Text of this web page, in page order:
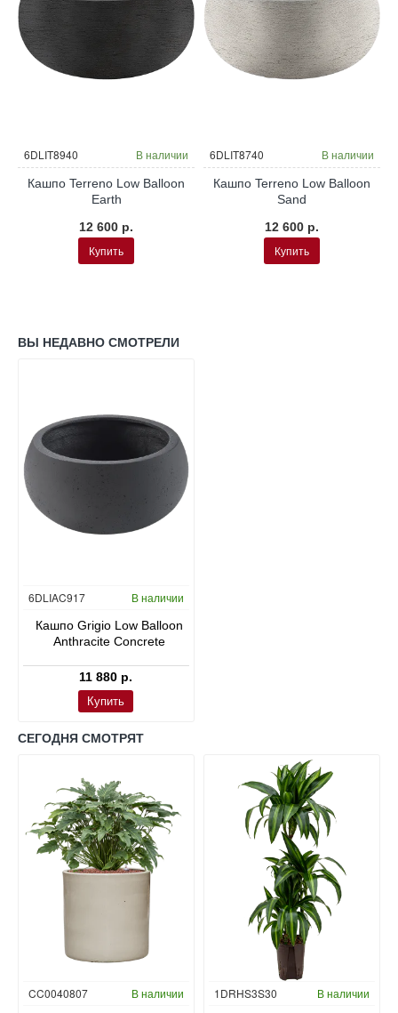
6DLIT8940 В наличии
Кашпо Terreno Low Balloon
Earth
12 600 р.
Купить
6DLIT8740 В наличии
Кашпо Terreno Low Balloon
Sand
12 600 р.
Купить
ВЫ НЕДАВНО СМОТРЕЛИ
6DLIAC917 В наличии
Кашпо Grigio Low Balloon
Anthracite Concrete
11 880 р.
Купить
СЕГОДНЯ СМОТРЯТ
CC0040807 В наличии Гидропоника
1DRHS3S30 В наличии